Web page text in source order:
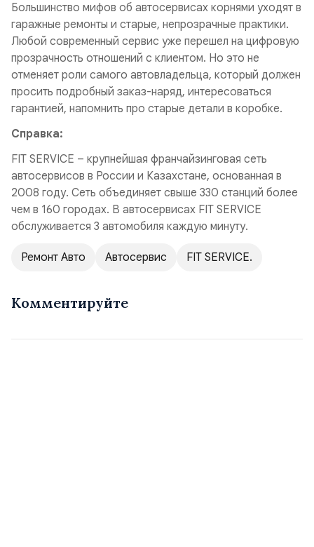
Большинство мифов об автосервисах корнями уходят в
гаражные ремонты и старые, непрозрачные практики.
Любой современный сервис уже перешел на цифровую
прозрачность отношений с клиентом. Но это не
отменяет роли самого автовладельца, который должен
просить подробный заказ-наряд, интересоваться
гарантией, напомнить про старые детали в коробке.
Справка:
FIT SERVICE – крупнейшая франчайзинговая сеть
автосервисов в России и Казахстане, основанная в
2008 году. Сеть объединяет свыше 330 станций более
чем в 160 городах. В автосервисах FIT SERVICE
обслуживается 3 автомобиля каждую минуту.
Ремонт Авто Автосервис FIT SERVICE.
Комментируйте